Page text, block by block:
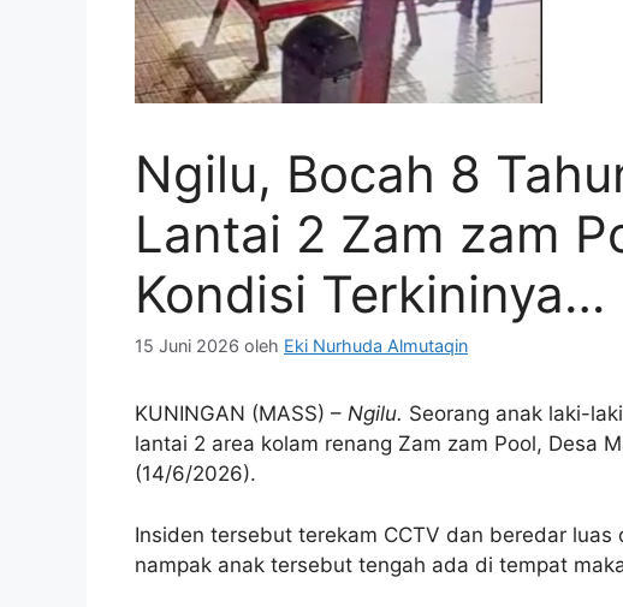
Ngilu, Bocah 8
Lantai 2 Zam zam
Kondisi Terkininya…
15 Juni 2026 oleh Eki Nurhuda Almutaqin
KUNINGAN (MASS) – Ngilu. Seorang anak laki-
lantai 2 area kolam renang Zam zam Pool, Desa
(14/6/2026).
Insiden tersebut terekam CCTV dan beredar
nampak anak tersebut tengah ada di tempat